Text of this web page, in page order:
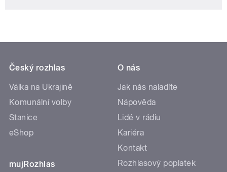
Český rozhlas
Válka na Ukrajině
Komunální volby
Stanice
eShop
mujRozhlas
O nás
Jak nás naladíte
Nápověda
Lidé v rádiu
Kariéra
Kontakt
Rozhlasový poplatek